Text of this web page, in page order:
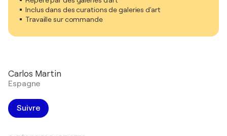
Inclus dans des curations de galeries d'art
Travaille sur commande
Carlos Martin
Espagne
Suivre